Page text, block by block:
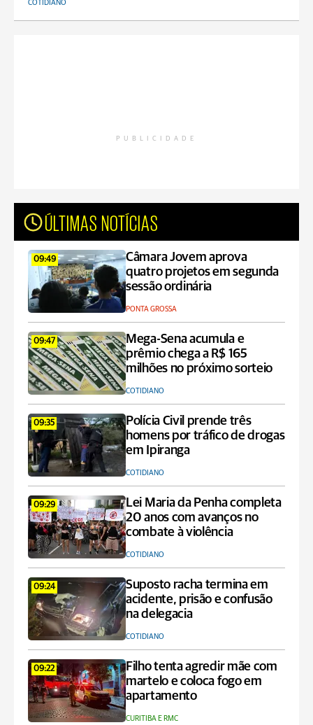
COTIDIANO
PUBLICIDADE
ÚLTIMAS NOTÍCIAS
09:49
Câmara Jovem aprova
quatro projetos em segunda
sessão ordinária
PONTA GROSSA
09:47
Mega-Sena acumula e
prêmio chega a R$ 165
milhões no próximo sorteio
COTIDIANO
09:35
Polícia Civil prende três
homens por tráfico de drogas
em Ipiranga
COTIDIANO
09:29
Lei Maria da Penha completa
20 anos com avanços no
combate à violência
COTIDIANO
09:24
Suposto racha termina em
acidente, prisão e confusão
na delegacia
COTIDIANO
09:22
Filho tenta agredir mãe com
martelo e coloca fogo em
apartamento
CURITIBA E RMC